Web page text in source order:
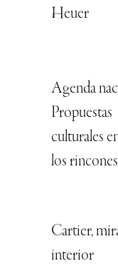
Heuer
Agenda
Propuestas
culturales
los
Cartier,
interior